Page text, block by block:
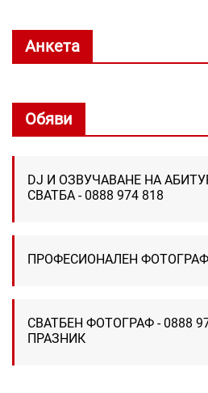
Анкета
Обяви
DJ И ОЗВУЧАВАНЕ НА
СВАТБА - 0888 974 818
ПРОФЕСИОНАЛЕН ФОТОГРАФ
СВАТБЕН ФОТОГРАФ - 0888
ПРАЗНИК